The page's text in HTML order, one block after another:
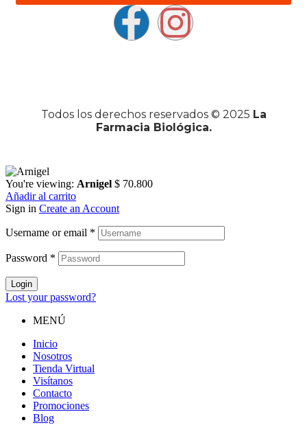
Todos los derechos reservados © 2025 La
Farmacia Biológica.
You're viewing: Arnigel $ 70.800
Añadir al carrito
Sign in Create an Account
Username or email *
Password *
Login
Lost your password?
MENÚ
Inicio
Nosotros
Tienda Virtual
Visítanos
Contacto
Promociones
Blog